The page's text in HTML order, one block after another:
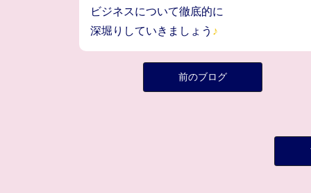
ビジネスについて徹底的に
深堀りしていきましょう ♪
前のブログ